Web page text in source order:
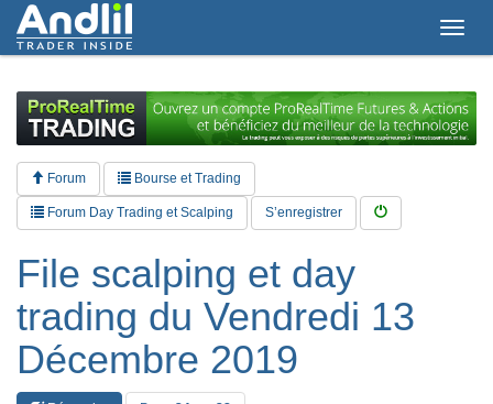
T
g
l
e
n
Forum Bourse et Trading
Forum Day Trading et Scalping S’enregistrer
File scalping et day
trading du Vendredi 13
Décembre 2019